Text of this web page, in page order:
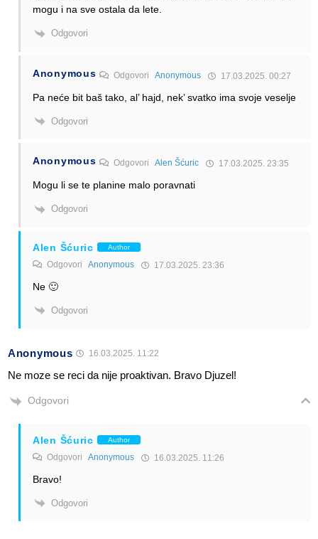
mogu i na sve ostala da lete.
Odgovori
Anonymous OdgovoriAnonymous 17.03.2025. 00:27
Pa neće bit baš tako, al’ hajd, nek’ svatko ima svoje veselje
Odgovori
Anonymous OdgovoriAlen Šćuric 17.03.2025. 23:35
Mogu li se te planine malo poravnati
Odgovori
Alen Šćuric Author
Odgovori Anonymous 17.03.2025. 23:36
Ne 🙂
Odgovori
Anonymous 16.03.2025. 11:22
Ne moze se reci da nije proaktivan. Bravo Djuzel!
Odgovori
Alen Šćuric Author
Odgovori Anonymous 16.03.2025. 11:26
Bravo!
Odgovori